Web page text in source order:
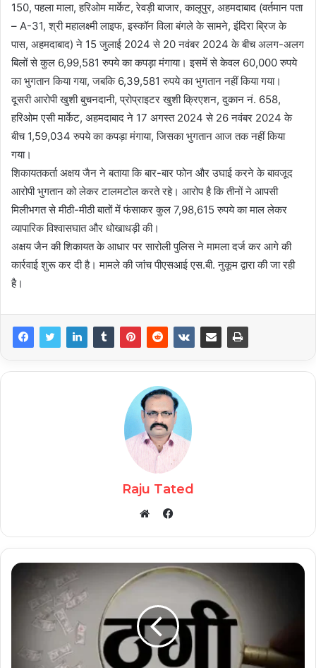
150, पहला माला, हरिओम मार्केट, रेवड़ी बाजार, कालूपुर, अहमदाबाद (वर्तमान पता
– A-31, श्री महालक्ष्मी लाइफ, इस्कॉन विला बंगले के सामने, इंदिरा ब्रिज के
पास, अहमदाबाद) ने 15 जुलाई 2024 से 20 नवंबर 2024 के बीच अलग-अलग
बिलों से कुल 6,99,581 रुपये का कपड़ा मंगाया। इसमें से केवल 60,000 रुपये
का भुगतान किया गया, जबकि 6,39,581 रुपये का भुगतान नहीं किया गया।
दूसरी आरोपी खुशी बुचनदानी, प्रोप्राइटर खुशी क्रिएशन, दुकान नं. 658,
हरिओम एसी मार्केट, अहमदाबाद ने 17 अगस्त 2024 से 26 नवंबर 2024 के
बीच 1,59,034 रुपये का कपड़ा मंगाया, जिसका भुगतान आज तक नहीं किया
गया।
शिकायतकर्ता अक्षय जैन ने बताया कि बार-बार फोन और उघाई करने के बावजूद
आरोपी भुगतान को लेकर टालमटोल करते रहे। आरोप है कि तीनों ने आपसी
मिलीभगत से मीठी-मीठी बातों में फंसाकर कुल 7,98,615 रुपये का माल लेकर
व्यापारिक विश्वासघात और धोखाधड़ी की।
अक्षय जैन की शिकायत के आधार पर सारोली पुलिस ने मामला दर्ज कर आगे की
कार्रवाई शुरू कर दी है। मामले की जांच पीएसआई एस.बी. नुकूम द्वारा की जा रही
है।
Raju Tated
Facebook